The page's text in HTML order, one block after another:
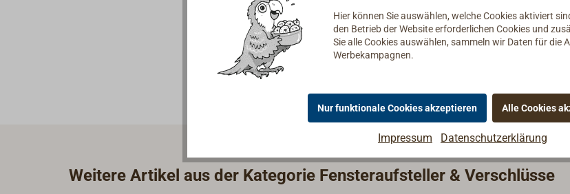
Weitere Artikel aus der Kategorie Fensteraufsteller & Verschlüsse
Hier können Sie auswählen, welche Cookies aktiviert
den Betrieb der Website erforderlichen Cookies und
Sie alle Cookies auswählen, sammeln wir Daten für die
Werbekampagnen.
Nur funktionale Cookies akzeptieren Alle Cookies
Impressum Datenschutzerklärung